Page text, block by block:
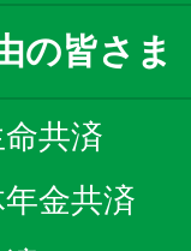
の皆さま
共済
金共済